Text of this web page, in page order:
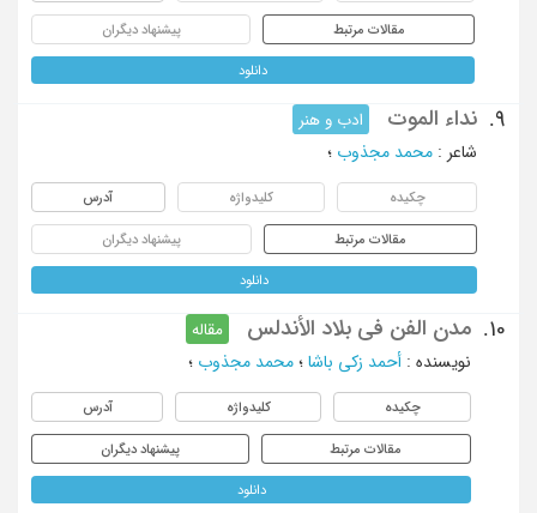
مقالات مرتبط پیشنهاد دیگران
دانلود
9. نداء الموت
ادب و هنر
شاعر : محمد مجذوب ؛
چکیده کلیدواژه آدرس
مقالات مرتبط پیشنهاد دیگران
دانلود
10. مدن الفن فی بلاد الأندلس
مقاله
نویسنده : أحمد زکی باشا ؛ محمد مجذوب ؛
چکیده کلیدواژه آدرس
مقالات مرتبط پیشنهاد دیگران
دانلود